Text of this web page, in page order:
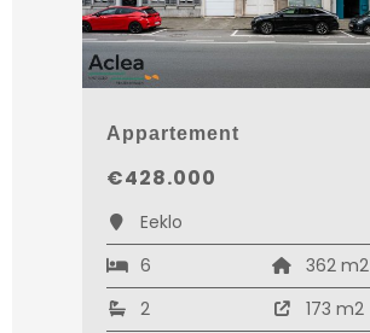
Appartement
€428.000
Eeklo
6
362 m2
2
173 m2